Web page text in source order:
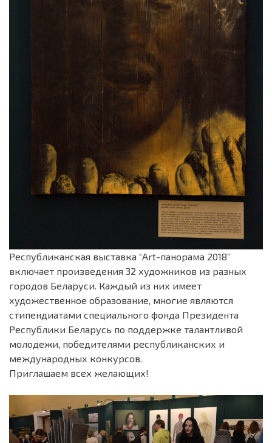
Республиканская выставка “Аrt-панорама 2018”
включает произведения 32 художников из разных
городов Беларуси. Каждый из них имеет
художественное образование, многие являются
стипендиатами специального фонда Президента
Республики Беларусь по поддержке талантливой
молодежи, победителями республиканских и
международных конкурсов.
Приглашаем всех желающих!